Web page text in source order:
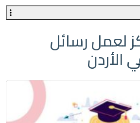
لعمل رسائل
الأردن